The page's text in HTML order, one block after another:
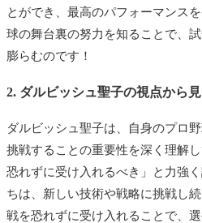
とができ、最高のパフォーマンス
球の舞台裏の努力を知ることで、
膨らむのです！
2. ダルビッシュ聖子の視点から
ダルビッシュ聖子は、自身のプロ
挑戦することの重要性を深く理解
恐れずに受け入れるべき」と力強
ちは、新しい技術や戦略に挑戦し
戦を恐れずに受け入れることで、